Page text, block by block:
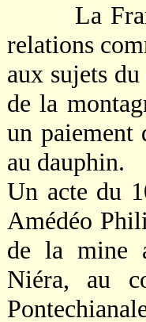
La
relations
aux sujets
de la
un paiement
au dauphin.
Un acte du
Amédéo
de la mine
Niéra, au